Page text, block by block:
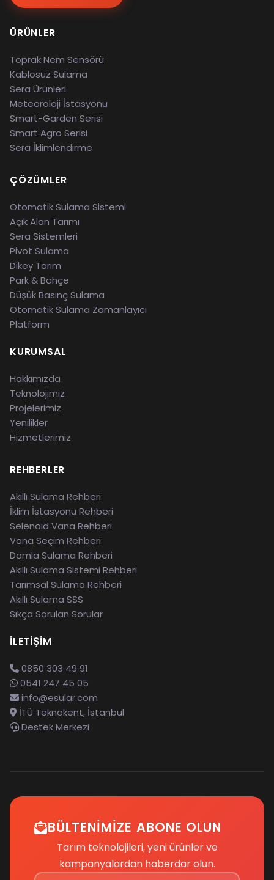
ÜRÜNLER
Toprak Nem Sensörü
Kablosuz Sulama
Sera Ürünleri
Meteoroloji İstasyonu
Smart-Garden Serisi
Smart Agro Serisi
Sera İklimlendirme
ÇÖZÜMLER
Otomatik Sulama Sistemi
Açık Alan Tarımı
Sera Sistemleri
Pivot Sulama
Dikey Tarım
Park & Bahçe
Düşük Basınç Sulama
Otomatik Sulama Zamanlayıcı
Platform
KURUMSAL
Hakkımızda
Teknolojimiz
Projelerimiz
Yenilikler
Hizmetlerimiz
REHBERLER
Akıllı Sulama Rehberi
İklim İstasyonu Rehberi
Selenoid Vana Rehberi
Vana Seçim Rehberi
Damla Sulama Rehberi
Akıllı Sulama Sistemi Rehberi
Tarımsal Sulama Rehberi
Akıllı Sulama SSS
Sıkça Sorulan Sorular
İLETIŞIM
0850 303 49 91
0541 247 45 05
info@esular.com
İTÜ Teknokent, İstanbul
Destek Merkezi
BÜLTENIMIZE ABONE OLUN
Tarım teknolojileri, yeni ürünler ve
kampanyalardan haberdar olun.